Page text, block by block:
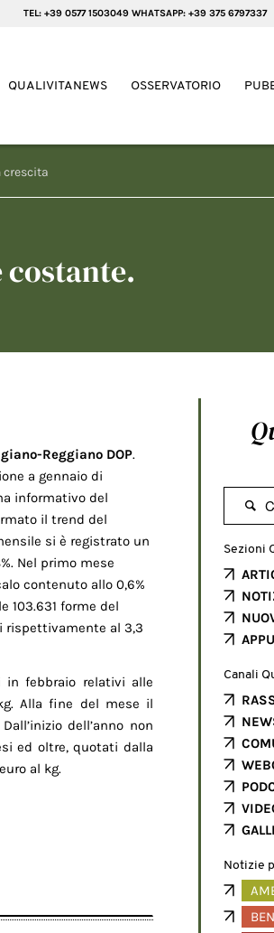
TEL: +39 0577 1503049 WHATSAPP: +39 375 6797337
QUALIVITANEWS OSSERVATORIO
crescita
costante.
Reggiano DOP.
a gennaio di
informativo del
il trend del
si è registrato un
Nel primo mese
contenuto allo 0,6%
103.631 forme del
rispettivamente al 3,3
in febbraio relativi alle
Alla fine del mese il
dell’anno non
ed oltre, quotati dalla
al kg.

Sezioni
Canali
Notizie